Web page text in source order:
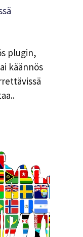
plugin,
käännös